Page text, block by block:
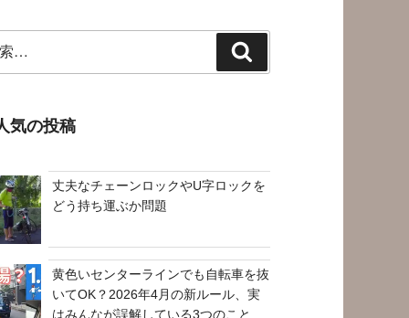
索
気の投稿
丈夫なチェーンロックやU字ロックを
どう持ち運ぶか問題
黄色いセンターラインでも自転車を抜
いてOK？2026年4月の新ルール、実
はみんなが誤解している3つのこと